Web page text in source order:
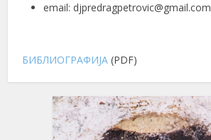
email: djpredragpetrovic@gmail.com
БИБЛИОГРАФИЈА (PDF)